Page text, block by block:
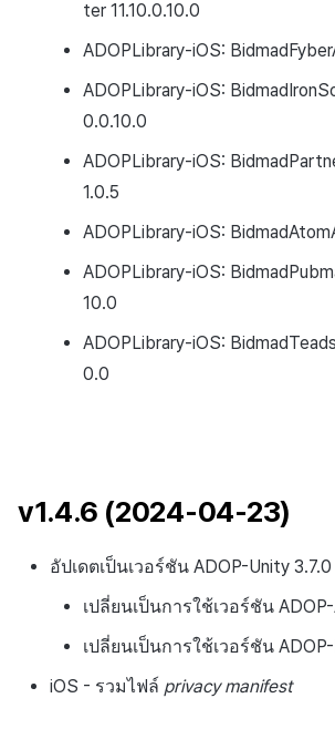
ter 11.10.0.10.0
ADOPLibrary-iOS:
ADOPLibrary-iOS:
0.0.10.0
ADOPLibrary-iOS:
1.0.5
ADOPLibrary-iOS:
ADOPLibrary-iOS:
10.0
ADOPLibrary-iOS:
0.0
v1.4.6 (2024-04-23)
อัปเดตเป็นเวอร์ชัน ADOP-Unity 3.7.0
เปลี่ยนเป็นการใช้เวอร์ชัน ADOP-
เปลี่ยนเป็นการใช้เวอร์ชัน ADOP-
iOS - รวมไฟล์ privacy manifest